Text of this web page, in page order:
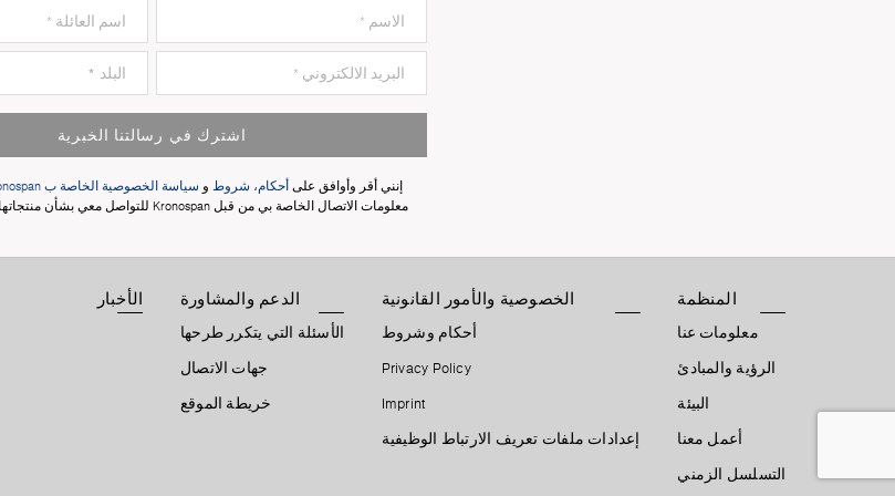
4299
Dark Atelier
اشترك في رسالتنا الخبرية
إنني أقر وأوافق علىأحكام، شروط و سياسة الخصوصية الخاصة ب Kronospan
معلومات الاتصال الخاصة بي من قبل Kronospan للتواصل معي بشأن منتجاتها، خدماتها أو أحداثها.
المنظمة
معلومات عنا
الرؤية والمبادئ
البيئة
أعمل معنا
التسلسل الزمني
الخصوصية والأمور القانونية
أحكام وشروط
Privacy Policy
Imprint
إعدادات ملفات تعريف الارتباط الوظيفية
الدعم والمشاورة
الأسئلة التي يتكرر طرحها
جهات الاتصال
خريطة الموقع
الأخبار